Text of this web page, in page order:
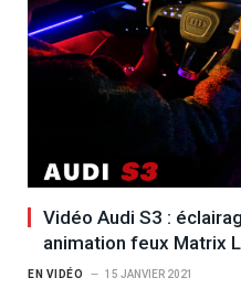
Vidéo Audi S3 :
animation feux Matrix
EN VIDÉO 15 JANVIER 2021